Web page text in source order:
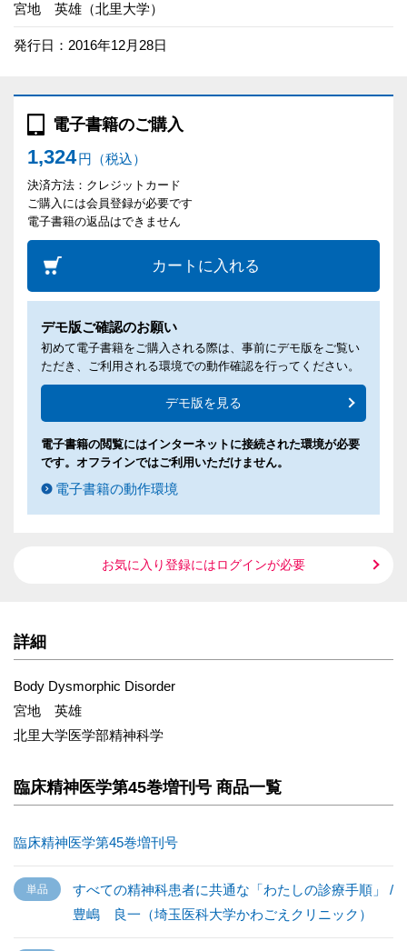
宮地 英雄（北里大学）
発行日：2016年12月28日
電子書籍のご購入
1,324円（税込）
決済方法：クレジットカード
ご購入には会員登録が必要です
電子書籍の返品はできません
カートに入れる
デモ版ご確認のお願い
初めて電子書籍をご購入される際は、事前にデモ版をご覧い
ただき、ご利用される環境での動作確認を行ってください。
デモ版を見る
電子書籍の閲覧にはインターネットに接続された環境が必要
です。オフラインではご利用いただけません。
電子書籍の動作環境
お気に入り登録にはログインが必要
詳細
Body Dysmorphic Disorder
宮地 英雄
北里大学医学部精神科学
臨床精神医学第45巻増刊号 商品一覧
臨床精神医学第45巻増刊号
すべての精神科患者に共通な「わたしの診療手順」 /
豊嶋 良一（埼玉医科大学かわごえクリニック）